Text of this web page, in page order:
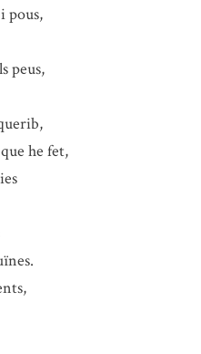
pous,
peus,
he fet,